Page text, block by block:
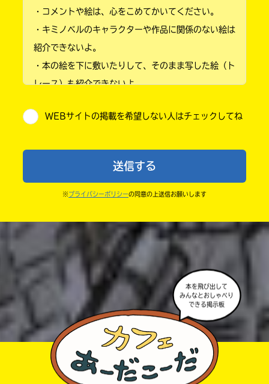
小学2年
小学4年
小学6年
中学1年
高校生以上
・コメントや絵は、心をこめてかいてください。
・キミノベルのキャラクターや作品に関係のない絵は
紹介できないよ。
・本の絵を下に敷いたりして、そのまま写した絵（ト
レース）も紹介できないよ。
・送ってからすぐには紹介されないので、待ってて
ならないよう気をつけてね。
・キャンペーン開催中は、投稿した後の画面にバナー
・ポプラ社の宣伝物で紹介させてもらうことがある
・かき終えたら、人を傷つけていたり、個人情報をか
きこんでいたり、字がまちがっていたりしないか、読
みなおしてみてね。
WEBサイトの掲載を希望しない人はチェックしてね
送信する
※ プライバシーポリシーの同意の上送信お願いします
本を飛び出して
みんなとおしゃべり
できる掲示板